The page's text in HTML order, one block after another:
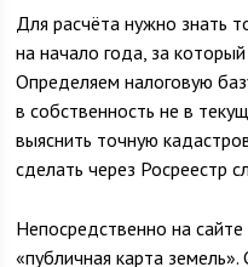
Для расчёта нужно знать
на начало года, за
Определяем налоговую
в собственность не в
выяснить точную
сделать через Росреестр
Непосредственно на
«публичная карта